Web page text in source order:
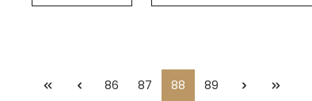
Seite
86 Seite
87 Seite
88 Seite
89